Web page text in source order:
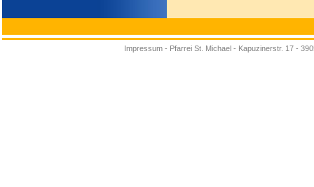
Impressum - Pfarrei St. Michael - Kapuzinerstr. 17 -